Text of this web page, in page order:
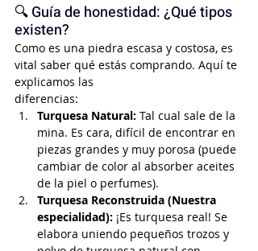
🔍Guía de honestidad: ¿Qué tipos
existen?
Como es una piedra escasa y costosa, es
vital saber qué estás comprando. Aquí te
explicamos las
diferencias:
Turquesa Natural: Tal cual sale de la
mina. Es cara, difícil de encontrar en
piezas grandes y muy porosa (puede
cambiar de color al absorber aceites
de la piel o perfumes).
Turquesa Reconstruida (Nuestra
especialidad): ¡Es turquesa real! Se
elabora uniendo pequeños trozos y